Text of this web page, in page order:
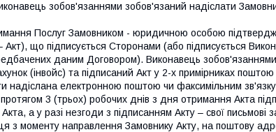
зобов'язаннями зобов'язаний надіслати
Послуг Замовником - юридичною особою
Акт), що підписується Сторонами (або підписується
даним Договором). Виконавець
(інвойс) та підписаний Акт у 2-х примірниках
надіслана електронною поштою чи факсимільним
3 (трьох) робочих днів з дня отримання Акта
а у разі незгоди з підписанням Акту – свої
з моменту направлення Замовнику Акту, на поштову